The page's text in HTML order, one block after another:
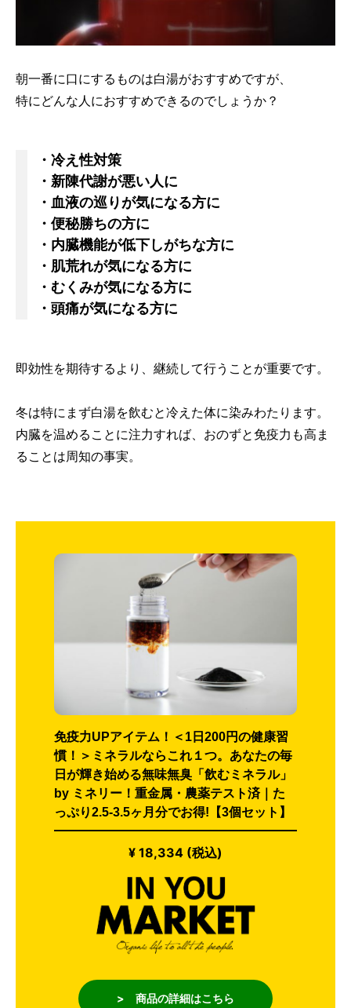
朝一番に口にするものは白湯がおすすめですが、
特にどんな人におすすめできるのでしょうか？
・冷え性対策
・新陳代謝が悪い人に
・血液の巡りが気になる方に
・便秘勝ちの方に
・内臓機能が低下しがちな方に
・肌荒れが気になる方に
・むくみが気になる方に
・頭痛が気になる方に
即効性を期待するより、継続して行うことが重要です。
冬は特にまず白湯を飲むと冷えた体に染みわたります。
内臓を温めることに注力すれば、おのずと免疫力も高ま
ることは周知の事実。
免疫力UPアイテム！＜1日200円の健康習
慣！＞ミネラルならこれ１つ。あなたの毎
日が輝き始める無味無臭「飲むミネラル」
by ミネリー！重金属・農薬テスト済｜た
っぷり2.5-3.5ヶ月分でお得!【3個セット】
¥ 18,334 (税込)
> 商品の詳細はこちら